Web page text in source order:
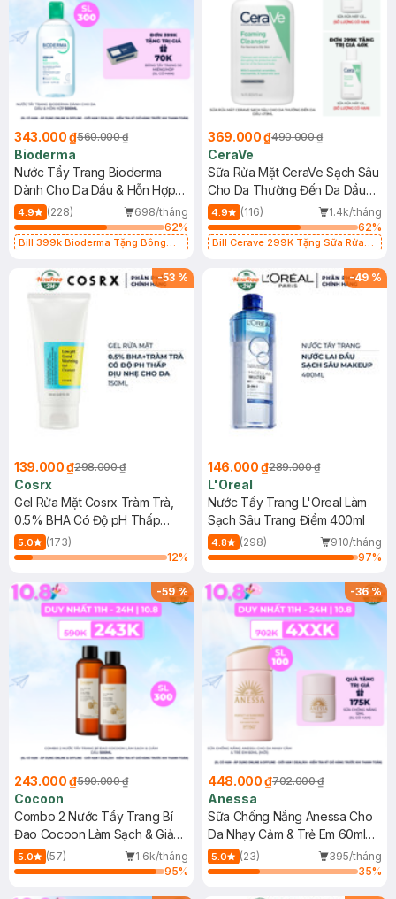
343.000 ₫560.000 ₫
Bioderma
Nước Tẩy Trang Bioderma
Dành Cho Da Dầu & Hỗn Hợp
500ml
4.9 (228)
698/tháng
62%
Bill 399k Bioderma Tặng Bông
369.000 ₫490.000 ₫
CeraVe
Sữa Rửa Mặt CeraVe Sạch Sâu
Cho Da Thường Đến Da Dầu
473ml
4.9 (116)
1.4k/tháng
62%
Bill Cerave 299K Tặng Sữa Rửa
-53 %
139.000 ₫298.000 ₫
Cosrx
Gel Rửa Mặt Cosrx Tràm Trà,
0.5% BHA Có Độ pH Thấp
150ml
5.0
(173)
12%
-49 %
146.000 ₫289.000 ₫
L'Oreal
Nước Tẩy Trang L'Oreal Làm
Sạch Sâu Trang Điểm 400ml
4.8 (298)
910/tháng
97%
-59%
243.000 ₫590.000 ₫
Cocoon
Combo 2 Nước Tẩy Trang Bí
Đao Cocoon Làm Sạch & Giảm
Dầu 500ml
5.0 (57)
1.6k/tháng
95%
-36%
448.000 ₫702.000 ₫
Anessa
Sữa Chống Nắng Anessa Cho
Da Nhạy Cảm & Trẻ Em 60ml
(Mới)
5.0 (23)
395/tháng
35%